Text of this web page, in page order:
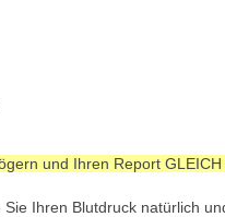
und Ihren Report GLEICH
Ihren Blutdruck natürlich